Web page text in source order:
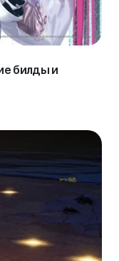
билды и